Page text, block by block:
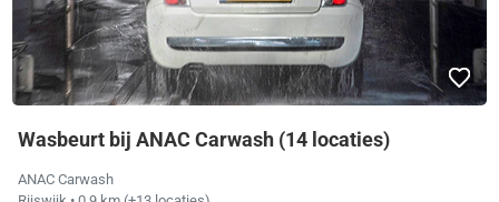
Wasbeurt bij ANAC Carwash (14 locaties)
ANAC Carwash